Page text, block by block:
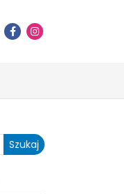
Szukaj